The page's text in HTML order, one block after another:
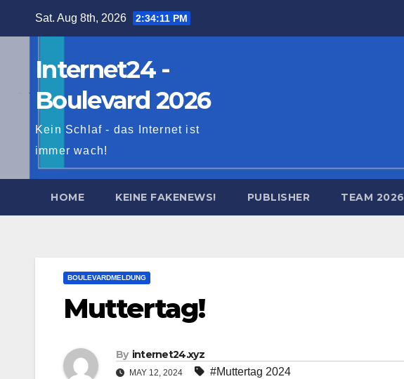
Sat. Aug 8th, 2026 2:34:12 PM
Internet24 -
Boulevard 2026
Kein Schlaf - das Internet ist
immer wach!
HOME KEINE FAKENEWS! PUBLISHER TEAM 2026
BOULEVARDMELDUNG
Muttertag!
By internet24.xyz
MAY 12, 2024 #Muttertag 2024